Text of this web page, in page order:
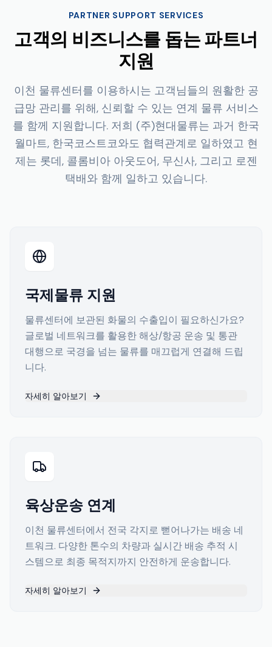
PARTNER SUPPORT SERVICES
고객의 비즈니스를 돕는 파트너
지원
이천 물류센터를 이용하시는 고객님들의 원활한 공
급망 관리를 위해, 신뢰할 수 있는 연계 물류 서비스
를 함께 지원합니다. 저희 (주)현대물류는 과거 한국
월마트, 한국코스트코와도 협력관계로 일하였고 현
제는 롯데, 콜롬비아 아웃도어, 무신사, 그리고 로젠
택배와 함께 일하고 있습니다.
국제물류 지원
물류센터에 보관된 화물의 수출입이 필요하신가요?
글로벌 네트워크를 활용한 해상/항공 운송 및 통관
대행으로 국경을 넘는 물류를 매끄럽게 연결해 드립
니다.
자세히 알아보기
육상운송 연계
이천 물류센터에서 전국 각지로 뻗어나가는 배송 네
트워크. 다양한 톤수의 차량과 실시간 배송 추적 시
스템으로 최종 목적지까지 안전하게 운송합니다.
자세히 알아보기